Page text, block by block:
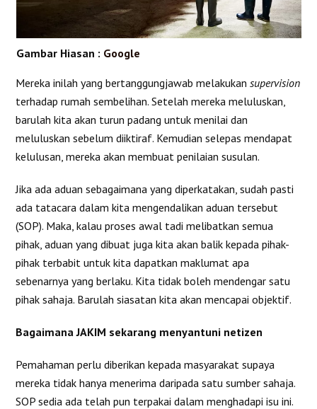
Gambar Hiasan : Google
Mereka inilah yang bertanggungjawab melakukansupervision
terhadap rumah sembelihan. Setelah mereka meluluskan,
barulah kita akan turun padang untuk menilai dan
meluluskan sebelum diiktiraf. Kemudian selepas mendapat
kelulusan, mereka akan membuat penilaian susulan.
Jika ada aduan sebagaimana yang diperkatakan, sudah pasti
ada tatacara dalam kita mengendalikan aduan tersebut
(SOP). Maka, kalau proses awal tadi melibatkan semua
pihak, aduan yang dibuat juga kita akan balik kepada pihak-
pihak terbabit untuk kita dapatkan maklumat apa
sebenarnya yang berlaku. Kita tidak boleh mendengar satu
pihak sahaja. Barulah siasatan kita akan mencapai objektif.
Bagaimana JAKIM sekarang menyantuni netizen
Pemahaman perlu diberikan kepada masyarakat supaya
mereka tidak hanya menerima daripada satu sumber sahaja.
SOP sedia ada telah pun terpakai dalam menghadapi isu ini.